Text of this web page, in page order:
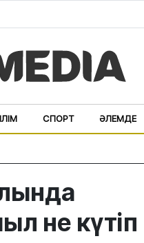
СПОРТ ӘЛЕМДЕ
не күтіп